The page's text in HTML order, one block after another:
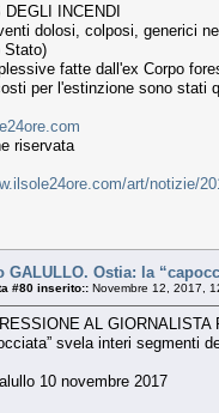
INCENDI
dolosi, colposi, generici
Stato)
fatte dall'ex Corpo
per l'estinzione sono stati
riservata
art/notizie/
GALULLO. Ostia: la
#80 inserito:: Novembre 12, 2017,
AL GIORNALISTA
svela interi segmenti
10 novembre 2017